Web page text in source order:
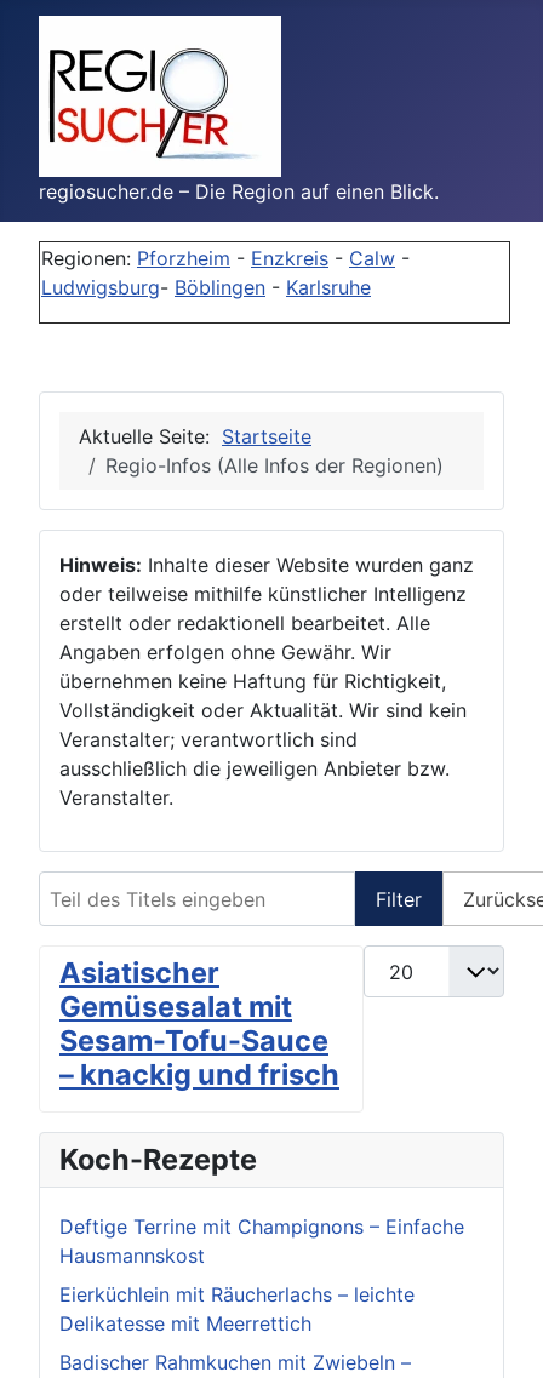
regiosucher.de – Die Region auf einen Blick.
Regionen: Pforzheim - Enzkreis - Calw -
Ludwigsburg- Böblingen - Karlsruhe
Aktuelle Seite: Startseite
Regio-Infos (Alle Infos der Regionen)
Hinweis: Inhalte dieser Website wurden ganz
oder teilweise mithilfe künstlicher Intelligenz
erstellt oder redaktionell bearbeitet. Alle
Angaben erfolgen ohne Gewähr. Wir
übernehmen keine Haftung für Richtigkeit,
Vollständigkeit oder Aktualität. Wir sind kein
Veranstalter; verantwortlich sind
ausschließlich die jeweiligen Anbieter bzw.
Veranstalter.
Filter
Anzeige #
Asiatischer
Gemüsesalat mit
Sesam-Tofu-Sauce
– knackig und frisch
Koch-Rezepte
Deftige Terrine mit Champignons – Einfache
Hausmannskost
Eierküchlein mit Räucherlachs – leichte
Delikatesse mit Meerrettich
Badischer Rahmkuchen mit Zwiebeln –